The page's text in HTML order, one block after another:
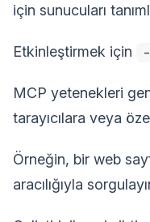
için sunucuları
Etkinleştirmek için
MCP yetenekleri
tarayıcılara veya
Örneğin, bir web
aracılığıyla